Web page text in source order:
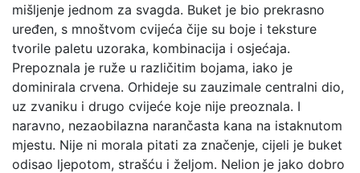
mišljenje jednom za svagda. Buket je bio prekrasno
uređen, s mnoštvom cvijeća čije su boje i teksture
tvorile paletu uzoraka, kombinacija i osjećaja.
Prepoznala je ruže u različitim bojama, iako je
dominirala crvena. Orhideje su zauzimale centralni dio,
uz zvaniku i drugo cvijeće koje nije preoznala. I
naravno, nezaobilazna narančasta kana na istaknutom
mjestu. Nije ni morala pitati za značenje, cijeli je buket
odisao ljepotom, strašću i željom. Nelion je jako dobro